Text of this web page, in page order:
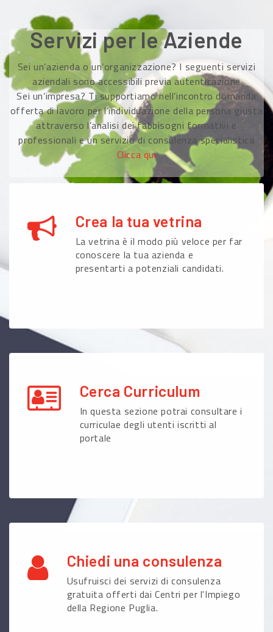
Servizi per le Aziende
Sei un’azienda o un’organizzazione? I seguenti servizi
aziendali sono accessibili previa autenticazione
Sei un’impresa? Ti supportiamo nell’incontro domanda
offerta di lavoro per l’individuazione della persona giusta
attraverso l’analisi dei fabbisogni formativi e
professionali e un servizio di consulenza specialistica
Clicca qui
Crea la tua vetrina
La vetrina è il modo più veloce per far
conoscere la tua azienda e
presentarti a potenziali candidati.
Cerca Curriculum
In questa sezione potrai consultare i
curriculae degli utenti iscritti al
portale
Chiedi una consulenza
Usufruisci dei servizi di consulenza
gratuita offerti dai Centri per l'Impiego
della Regione Puglia.